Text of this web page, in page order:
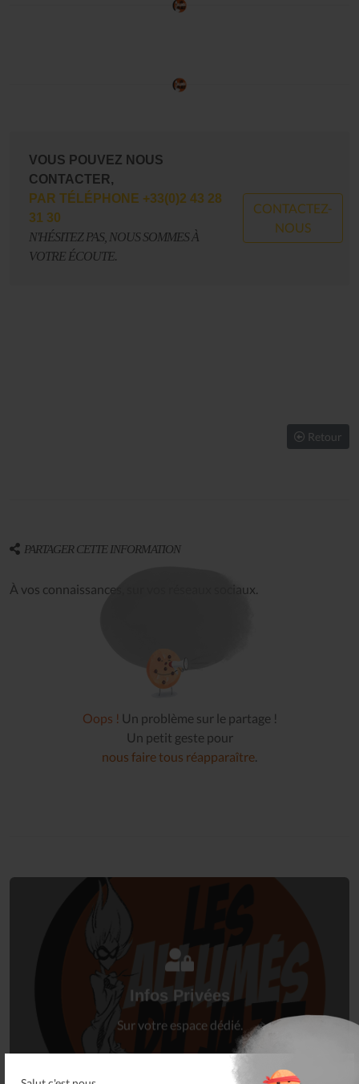
VOUS POUVEZ NOUS
CONTACTER,
PAR TÉLÉPHONE +33(0)2 43 28
31 30
N'HÉSITEZ PAS, NOUS SOMMES À
VOTRE ÉCOUTE.
CONTACTEZ-
NOUS
Retour
PARTAGER CETTE INFORMATION
À vos connaissances, sur vos réseaux sociaux.
Oops ! Un problème sur le partage !
Un petit geste pour
nous faire tous réapparaître.
Infos Privées
Sur votre espace dédié.
Connectez-vous